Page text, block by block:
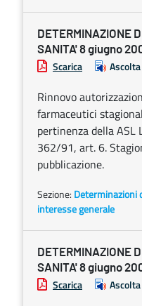
DETERMINAZIONE
SANITA' 8 giugno
Scarica Ascolta
Rinnovo
farmaceutici
pertinenza della ASL
362/91, art. 6.
pubblicazione.
Sezione: Determinazioni
interesse generale
DETERMINAZIONE
SANITA' 8 giugno
Scarica Ascolta